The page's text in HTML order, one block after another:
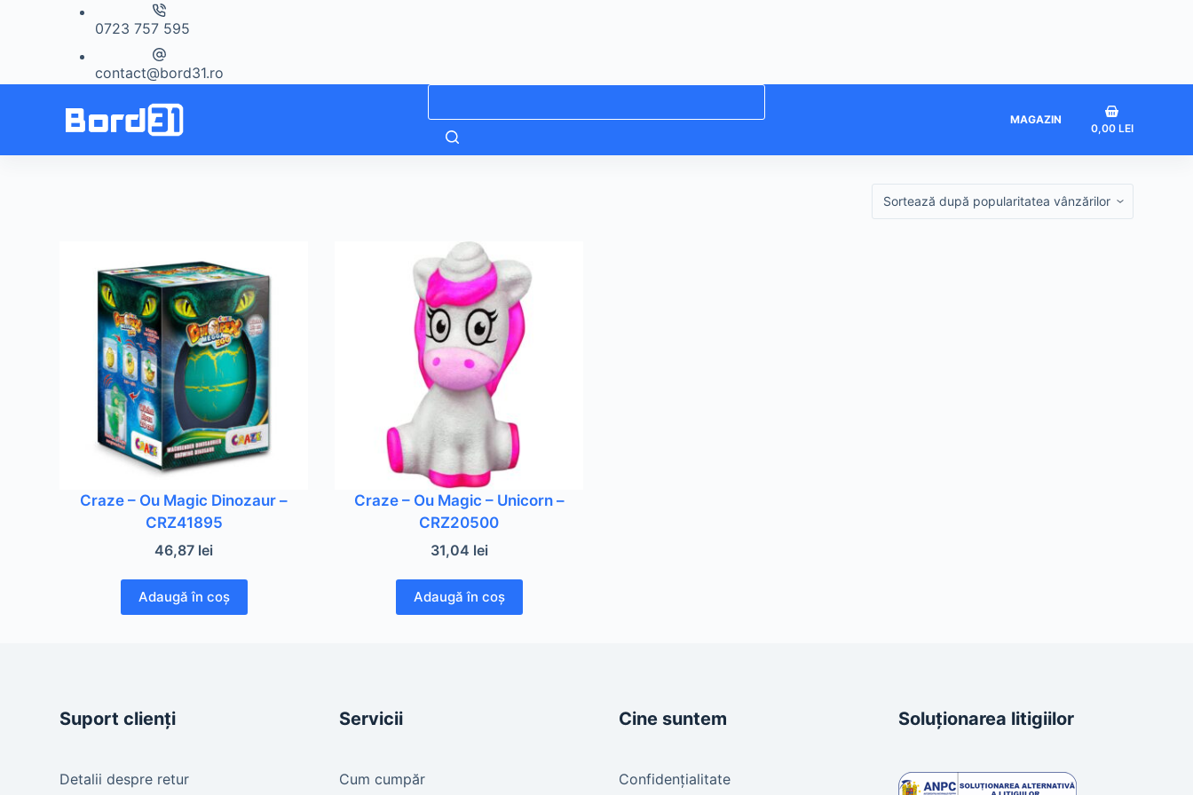
0723 757 595
contact@bord31.ro
MAGAZIN
Coș
0,00 LEI
Craze – Ou Magic Dinozaur –
CRZ41895
46,87 lei
Adaugă în coș
Craze – Ou Magic – Unicorn –
CRZ20500
31,04 lei
Adaugă în coș
Suport clienți
Detalii despre retur
Servicii
Cum cumpăr
Cine suntem
Confidențialitate
Soluționarea litigiilor